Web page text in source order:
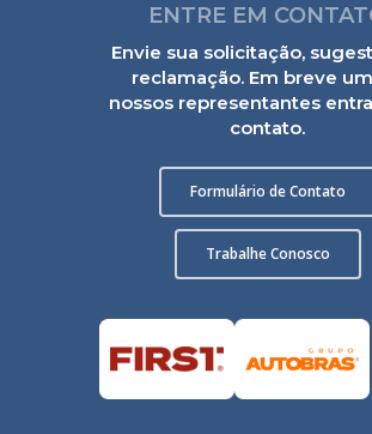
ENTRE EM
Envie sua solicitação,
reclamação. Em breve
nossos representantes
contato.
Formulário de Contato
Trabalhe Conosco